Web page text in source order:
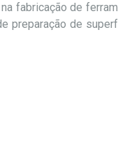
fabricação de
de